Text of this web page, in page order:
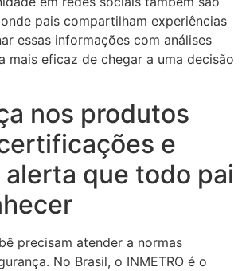
pais compartilham experiências
essas informações com análises
mais eficaz de chegar a uma decisão
nos produtos
e
alerta que todo pai
precisam atender a normas
No Brasil, o INMETRO é o